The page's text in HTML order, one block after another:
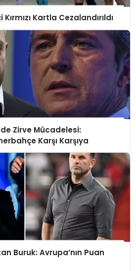
Kartla Cezalandırıldı
Zirve Mücadelesi:
Karşı Karşıya
Buruk: Avrupa’nın Puan